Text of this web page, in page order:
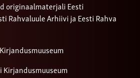
originaalmaterjali Eesti
Rahvaluule Arhiivi ja Eesti Rahva
Kirjandusmuuseum